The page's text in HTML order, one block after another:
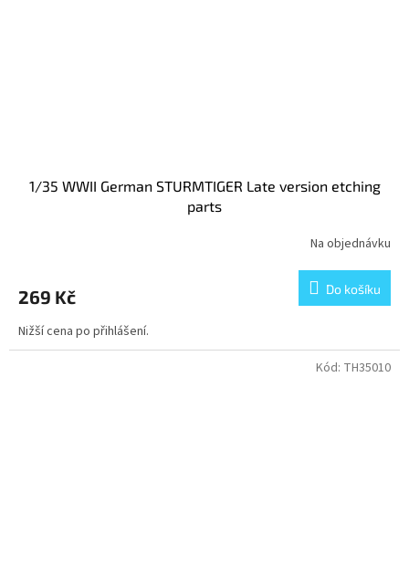
1/35 WWII German STURMTIGER Late version etching
parts
Na objednávku
269 Kč Do košíku
Nižší cena po přihlášení.
Kód: TH35010